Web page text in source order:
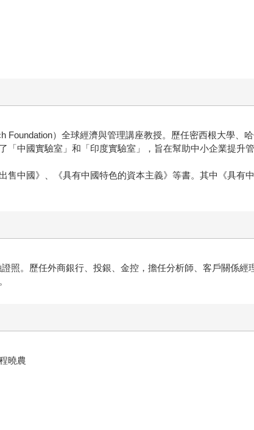
）全球經濟與管理講座教授。歷任密西根大學、
中國實驗室」和「印度實驗室」，旨在幫助中小企業提升管
中國》、《具有中國特色的資本主義》等書。其中《具有
。歷任外商銀行、投銀、金控，擔任分析師、客戶關係經
曉農